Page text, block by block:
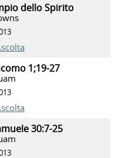
dello Spirito
1;19-27
30:7-25